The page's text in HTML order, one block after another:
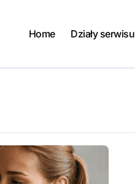
Home Działy serwisu